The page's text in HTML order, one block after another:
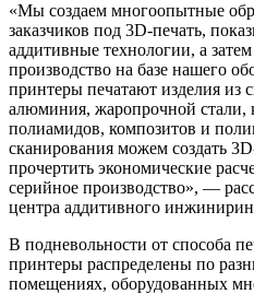
«Мы создаем многоопытные
заказчиков под 3D-печать,
аддитивные технологии, а
производство на базе нашего
принтеры печатают изделия из
алюминия, жаропрочной стали,
полиамидов, композитов и
сканирования можем создать
прочертить экономические
серийное производство», —
центра аддитивного
В подневольности от способа
принтеры распределены по
помещениях, оборудованных